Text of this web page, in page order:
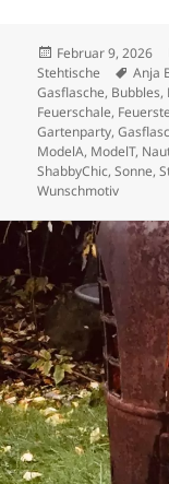
Veröffentlicht
am
Februar 9, 2026
Stehtische
Anja
Gasflasche, Bubbles,
Feuerschale,
Gartenparty,
ModelA, ModelT,
ShabbyChic,Sonne,
Wunschmotiv